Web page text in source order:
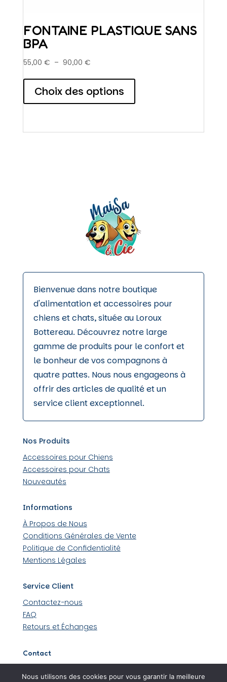
FONTAINE PLASTIQUE SANS
BPA
55,00 € – 90,00 €Plage
prix :
55,00 €
Choix des options
Les
du
produit
Bienvenue dans notre boutique
d'alimentation et accessoires pour
chiens et chats, située au Loroux
Bottereau. Découvrez notre large
gamme de produits pour le confort et
le bonheur de vos compagnons à
quatre pattes. Nous nous engageons à
offrir des articles de qualité et un
service client exceptionnel.
Nos Produits
Accessoires pour Chiens
Accessoires pour Chats
Nouveautés
Informations
À Propos de Nous
Conditions Générales de Vente
Politique de Confidentialité
Mentions Légales
Service Client
Contactez-nous
FAQ
Retours et Échanges
Contact
Nous utilisons des cookies pour vous garantir la meilleure